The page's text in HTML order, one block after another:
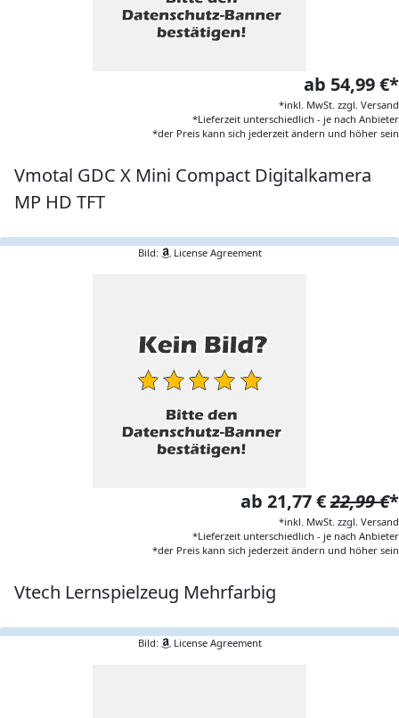
ab 54,99 €*
*inkl. MwSt. zzgl. Versand
*Lieferzeit unterschiedlich - je nach Anbieter
*der Preis kann sich jederzeit ändern und höher sein
Vmotal GDC X Mini Compact Digitalkamera
MP HD TFT
Bild: License Agreement
ab 21,77 €22,99 €*
*inkl. MwSt. zzgl. Versand
*Lieferzeit unterschiedlich - je nach Anbieter
*der Preis kann sich jederzeit ändern und höher sein
Vtech Lernspielzeug Mehrfarbig
Bild: License Agreement